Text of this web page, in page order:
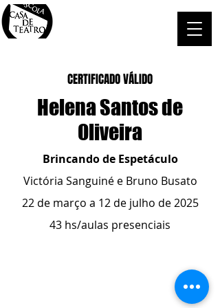
CERTIFICADO VÁLIDO
Helena Santos de
Oliveira
Brincando de Espetáculo
Victória Sanguiné e Bruno Busato
22 de março a 12 de julho de 2025
43 hs/aulas presenciais
- whatsapp
contato@casadeteatropoa.com.br